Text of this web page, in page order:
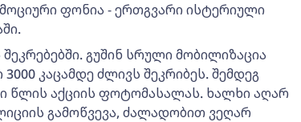
ფონია - ერთგვარი ისტერიული
გუშინ სრული მობილიზაცია
კაცამდე ძლივს შეკრიბეს. შემდეგ
წლის აქციის ფოტომასალას. ხალხი აღარ
გამოწვევა, ძალადობით ვეღარ